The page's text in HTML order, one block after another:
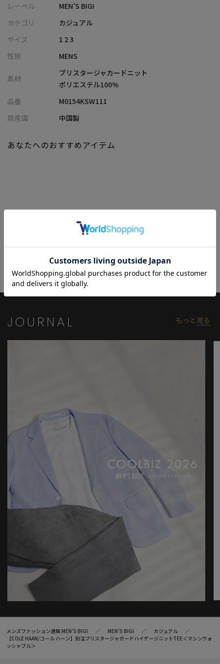
【デザイン/素材】
ード編みで表情豊かに仕上げた一着。
膨らみ感と凹凸のある表面が、肌への接触を抑えつつ、涼やかな
印象を演出します。
左胸には同色で控えめにCOLE HAANのロゴ刺繍を配置。
【シルエット】
アクティブテーラーTEEをベースにしたスマートなフォルム。
ンにマッチします。
シルエットと快適な着心地を実現。
さらに、洗濯機でのお洗濯が可能なイージーケア仕様で、日常的
に着回しやすい設計となっています。
【COLE HAAN/コール ハーン】
アメリカのシューズブランドで、特に高品質な革靴や靴、バッグ、
アクセサリーで知られています。
製品で多くの人々に愛されています。
特に人気があるのはビジネスシーンでもカジュアルシーンでも使
用できるスタイリッシュなシューズです。
使用した製品も増え、幅広い層に人気です。
革靴のクラシックなデザインを基盤にしつつ、モダンで洗練され
たスタイルを提案し続けているブランドです。
国内では初めてメンズビギがコラボレーション展開しました。
モデル:身長:185cm バスト:90cm ウエスト:77cm ヒップ:92cm 着
用サイズ:03(L)
※照明・光の加減、PCやスマートフォンなどの環境により、製品
と画像のカラーの見え方が異なる場合がございます。
※画像はサンプルのため、色味やサイズ等の仕様が変更になる場
※サイズは弊社規定の採寸によって記載しておりますが、若干の
個体差が生じる場合がございます。
レーベル
MEN’S BIGI
カテゴリ
カジュアル
サイズ
1 2 3
性別
MENS
素材
ブリスタージャカードニット
ポリエステル100%
品番
M0154KSW111
原産国
中国製
あなたへのおすすめアイテム
JOURNAL もっと 見る
メンズファッション通販 MEN'S BIGI MEN’S BIGI
カジュアル
【COLE HAAN/コール ハーン】別注ブリスタージャガードハイゲージニットTEE＜マシンウォ
ッシャブル＞